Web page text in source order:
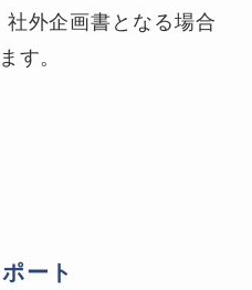
外企画書となる場合
す。
ート